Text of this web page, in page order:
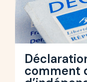
comment